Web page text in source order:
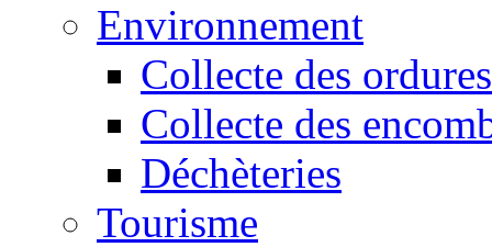
Environnement
Collecte des ordures
Collecte des
Déchèteries
Tourisme